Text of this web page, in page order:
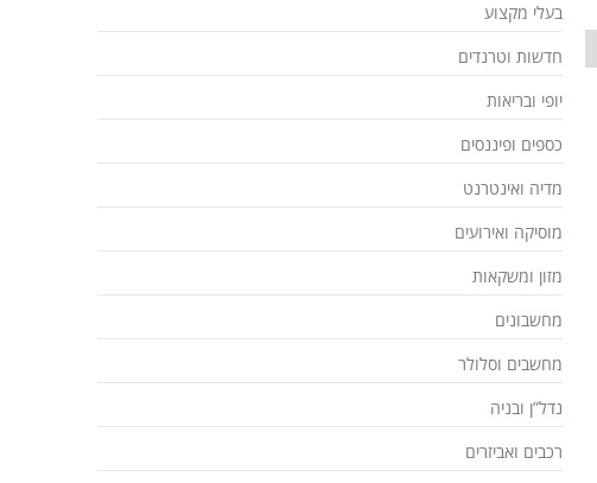
בעלי מקצוע
חדשות וטרנדים
יופי ובריאות
כספים ופיננסים
מדיה ואינטרנט
מוסיקה ואירועים
מזון ומשקאות
מחשבונים
מחשבים וסלולר
נדל”ן ובניה
רכבים ואביזרים